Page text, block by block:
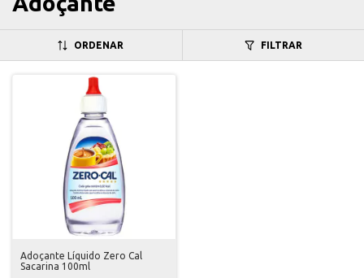
ORDENAR FILTRAR
Adoçante Líquido Zero Cal
Sacarina 100ml